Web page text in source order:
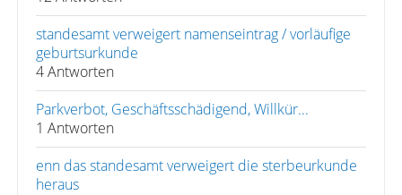
standesamt verweigert namenseintrag / vorläufige
geburtsurkunde
4 Antworten
Parkverbot, Geschäftsschädigend, Willkür...
1 Antworten
enn das standesamt verweigert die sterbeurkunde
heraus